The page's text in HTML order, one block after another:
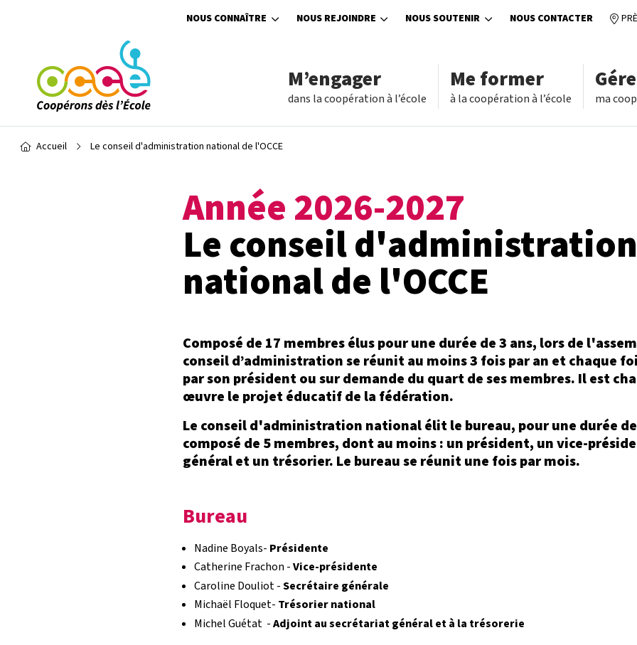
NOUS CONNAÎTRE NOUS REJOINDRE NOUS SOUTENIR NOUS CONTACTER
M’engager
dans la coopération à l’école
Me former
à la coopération à l’école ma
Fil d'Ariane
Accueil Le conseil d'administration national de l'OCCE
Année 2026-2027
Le conseil d'administration
national de l'OCCE
Composé de 17 membres élus pour une durée de 3 ans, lors de
conseil d’administration se réunit au moins 3 fois par an et chaque
par son président ou sur demande du quart de ses membres. Il est
œuvre le projet éducatif de la fédération.
Le conseil d'administration national élit le bureau, pour une durée
composé de 5 membres, dont au moins : un président, un vice-
général et un trésorier. Le bureau se réunit une fois par mois.
Bureau
Nadine Boyals- Présidente
Catherine Frachon -Vice-présidente
Caroline Douliot -Secrétaire générale
Michaël Floquet- Trésorier national
Michel Guétat -Adjoint au secrétariat général et à la trésorerie